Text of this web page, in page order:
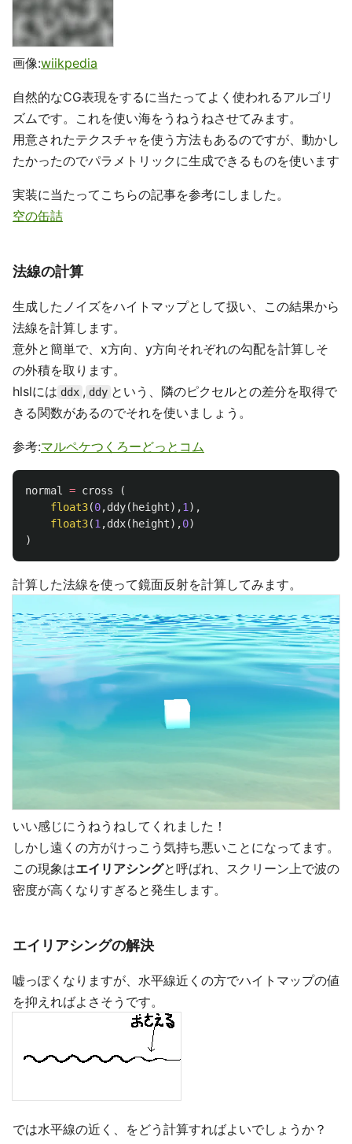
画像:wiikpedia
自然的なCG表現をするに当たってよく使われるアルゴリ
ズムです。これを使い海をうねうねさせてみます。
用意されたテクスチャを使う方法もあるのですが、動かし
たかったのでパラメトリックに生成できるものを使います
実装に当たってこちらの記事を参考にしました。
空の缶詰
法線の計算
生成したノイズをハイトマップとして扱い、この結果から
法線を計算します。
意外と簡単で、x方向、y方向それぞれの勾配を計算しそ
の外積を取ります。
hlslには ddx , ddy という、隣のピクセルとの差分を取得で
きる関数があるのでそれを使いましょう。
参考:マルペケつくろーどっとコム
normal = cross
(
float3(0,ddy( height),1 ),
float3(1 ,ddx( height),0)
)
計算した法線を使って鏡面反射を計算してみます。
いい感じにうねうねしてくれました！
しかし遠くの方がけっこう気持ち悪いことになってます。
この現象はエイリアシングと呼ばれ、スクリーン上で波の
密度が高くなりすぎると発生します。
エイリアシングの解決
嘘っぽくなりますが、水平線近くの方でハイトマップの値
を抑えればよさそうです。
では水平線の近く、をどう計算すればよいでしょうか？